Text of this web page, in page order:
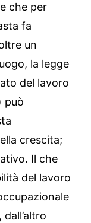
che per
fa
un
la legge
del lavoro
può
crescita;
Il che
del lavoro